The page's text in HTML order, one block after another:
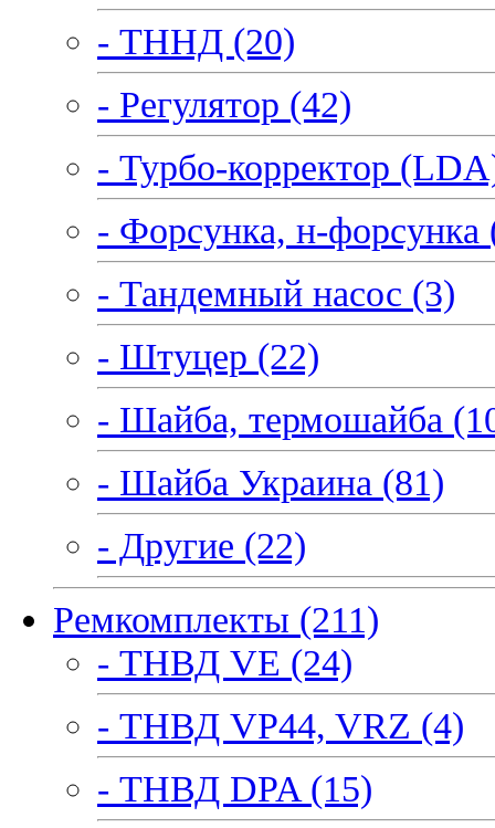
- ТННД (20)
- Регулятор (42)
- Турбо-корректор
- Форсунка, н-форсунка
- Тандемный насос (3)
- Штуцер (22)
- Шайба, термошайба
- Шайба Украина (81)
- Другие (22)
Ремкомплекты (211)
- ТНВД VE (24)
- ТНВД VP44, VRZ (4)
- ТНВД DPA (15)